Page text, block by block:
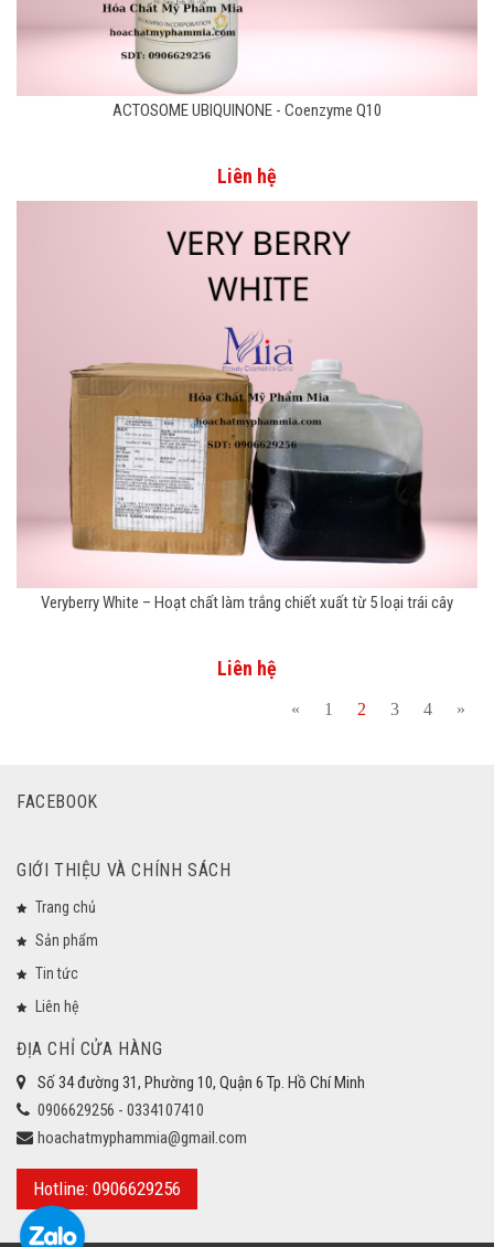
ACTOSOME UBIQUINONE - Coenzyme Q10
Liên hệ
Veryberry White – Hoạt chất làm trắng chiết xuất từ 5 loại trái cây
Liên hệ
« 1 2 3 4 »
FACEBOOK
GIỚI THIỆU VÀ CHÍNH SÁCH
Trang chủ
Sản phẩm
Tin tức
Liên hệ
ĐỊA CHỈ CỬA HÀNG
Số 34 đường 31, Phường 10, Quận 6 Tp. Hồ Chí Minh
0906629256 - 0334107410
hoachatmyphammia@gmail.com
Hotline: 0906629256